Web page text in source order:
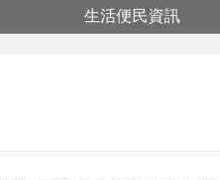
生活便民資訊